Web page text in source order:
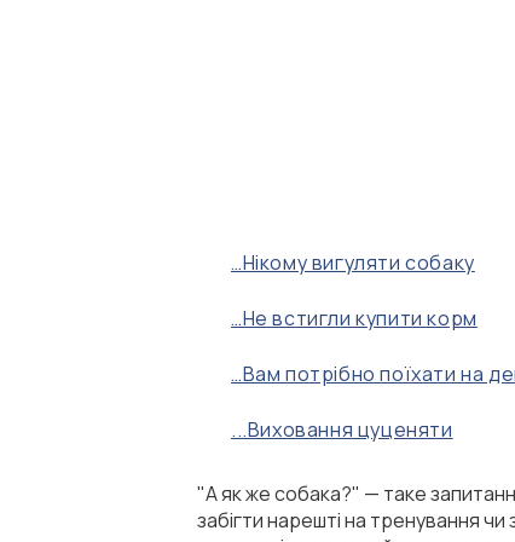
…Нікому вигуляти собаку
…Не встигли купити корм
…Вам потрібно поїхати на
...Виховання цуценяти
"А як же собака?" — таке
забігти нарешті на тренування чи